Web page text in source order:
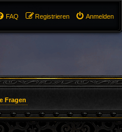
Anmelden
Registrieren
FAQ
Fragen